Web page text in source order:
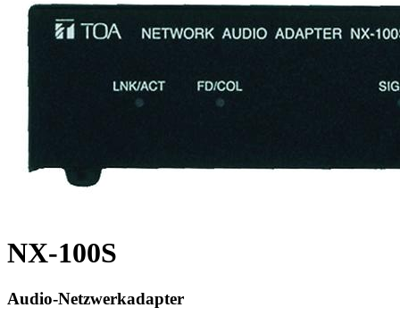
NX-100S
Audio-Netzwerkadapter